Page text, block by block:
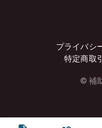
プライバシ
特定商取
© 補